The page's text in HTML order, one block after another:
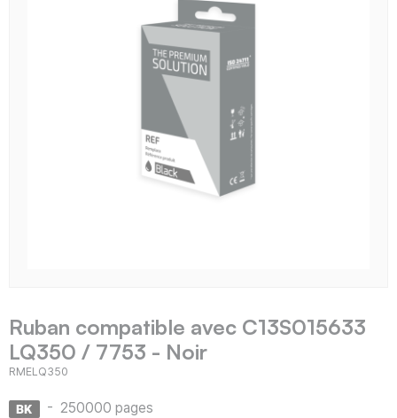
Ruban compatible avec C13S015633
LQ350 / 7753 - Noir
RMELQ350
- 250000 pages